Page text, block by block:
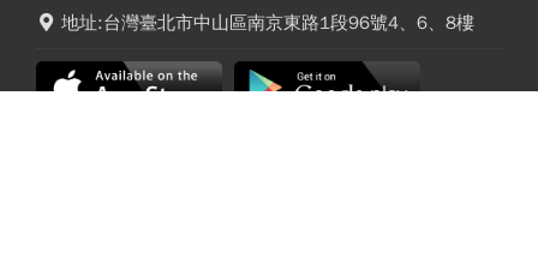
地址:台灣臺北市中山區南京東路1段96號4、6、8樓